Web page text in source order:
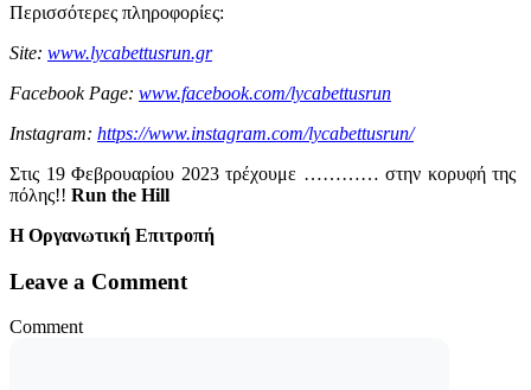
Περισσότερες πληροφορίες:
Site: www.lycabettusrun.gr
Facebook Page: www.facebook.com/lycabettusrun
Instagram: https://www.instagram.com/lycabettusrun/
Στις 19 Φεβρουαρίου 2023 τρέχουμε ………… στην κορυφή της
πόλης!! Run the Hill
Η Οργανωτική Επιτροπή
Leave a Comment
Comment